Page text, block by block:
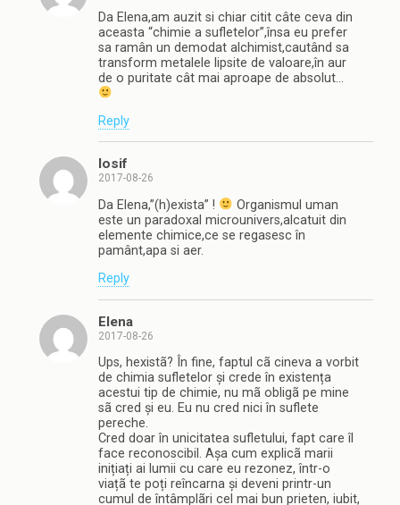
Da Elena,am auzit si chiar citit câte ceva din
aceasta “chimie a sufletelor”,însa eu prefer
sa ramân un demodat alchimist,cautând sa
transform metalele lipsite de valoare,în aur
de o puritate cât mai aproape de absolut…
Reply
Iosif
2017-08-26
Da Elena,”(h)exista” !
Organismul uman
este un paradoxal microunivers,alcatuit din
elemente chimice,ce se regasesc în
pamânt,apa si aer.
Reply
Elena
2017-08-26
Ups, hexistã? În fine, faptul cã cineva a vorbit
de chimia sufletelor și crede în existența
acestui tip de chimie, nu mã obligã pe mine
sã cred și eu. Eu nu cred nici în suflete
pereche.
Cred doar în unicitatea sufletului, fapt care îl
face reconoscibil. Așa cum explicã marii
inițiați ai lumii cu care eu rezonez, într-o
viațã te poți reîncarna și deveni printr-un
cumul de întâmplãri cel mai bun prieten, iubit,